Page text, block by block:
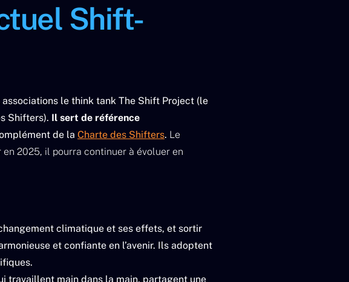
Shift-
le think tank The Shift Project (le
Shifters). Il sert de référence
de la Charte des Shifters. Le
en 2025, il pourra continuer à évoluer en
climatique et ses effets, et sortir
et confiante en l’avenir. Ils adoptent
travaillent main dans la main, partagent une